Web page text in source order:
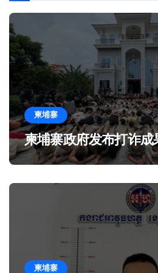
柬埔寨
柬埔寨政府发布打诈成
柬埔寨